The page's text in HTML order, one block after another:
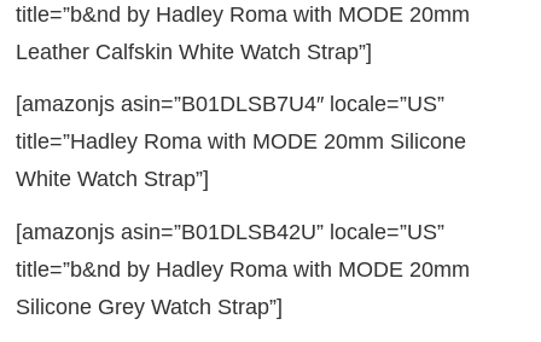
title=”b&nd by Hadley Roma with MODE 20mm
Leather Calfskin White Watch Strap”]
[amazonjs asin=”B01DLSB7U4″ locale=”US”
title=”Hadley Roma with MODE 20mm Silicone
White Watch Strap”]
[amazonjs asin=”B01DLSB42U” locale=”US”
title=”b&nd by Hadley Roma with MODE 20mm
Silicone Grey Watch Strap”]